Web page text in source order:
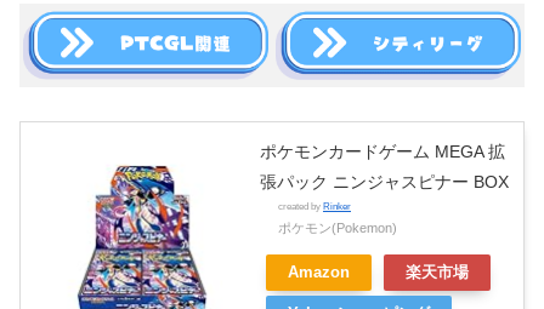
ポケモンカードゲーム MEGA 拡
張パック ニンジャスピナー BOX
created by Rinker
ポケモン(Pokemon)
Amazon 楽天市場